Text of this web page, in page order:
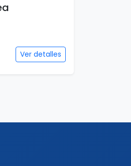
Ver detalles